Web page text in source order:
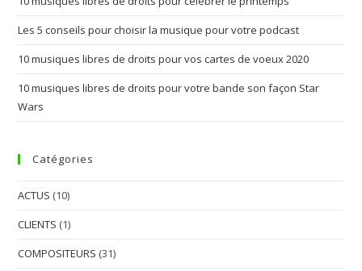
Les 5 conseils pour choisir la musique pour votre podcast
10 musiques libres de droits pour vos cartes de voeux 2020
10 musiques libres de droits pour votre bande son façon Star
Wars
Catégories
ACTUS (10)
CLIENTS (1)
COMPOSITEURS (31)